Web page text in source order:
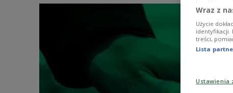
Wraz z
Użycie
identyfikacji.
treści,
Lista
Ustawienia